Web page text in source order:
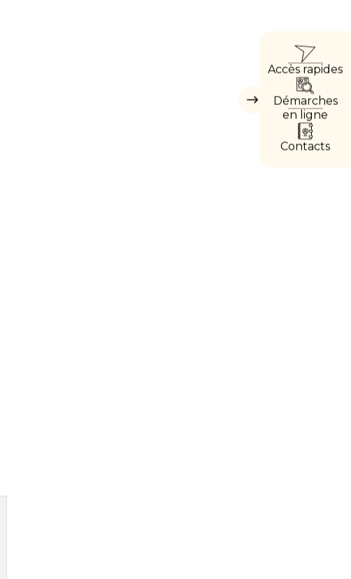
Masquer
Accès rapides
Démarches
en ligne
Contacts